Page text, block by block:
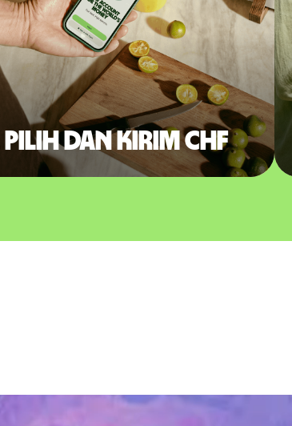
Pilih dan kirim CHF